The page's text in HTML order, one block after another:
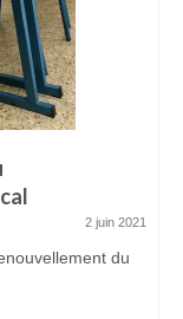
2 juin 2021
du